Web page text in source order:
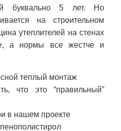
буквально 5 лет. Но
на строительном
утеплителей на стенах
а нормы все жестче и
теплый монтаж
что это “правильный”
в нашем проекте